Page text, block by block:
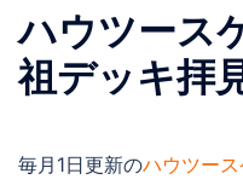
ハウツース
祖デッキ拝
毎月1日更新のハウツー